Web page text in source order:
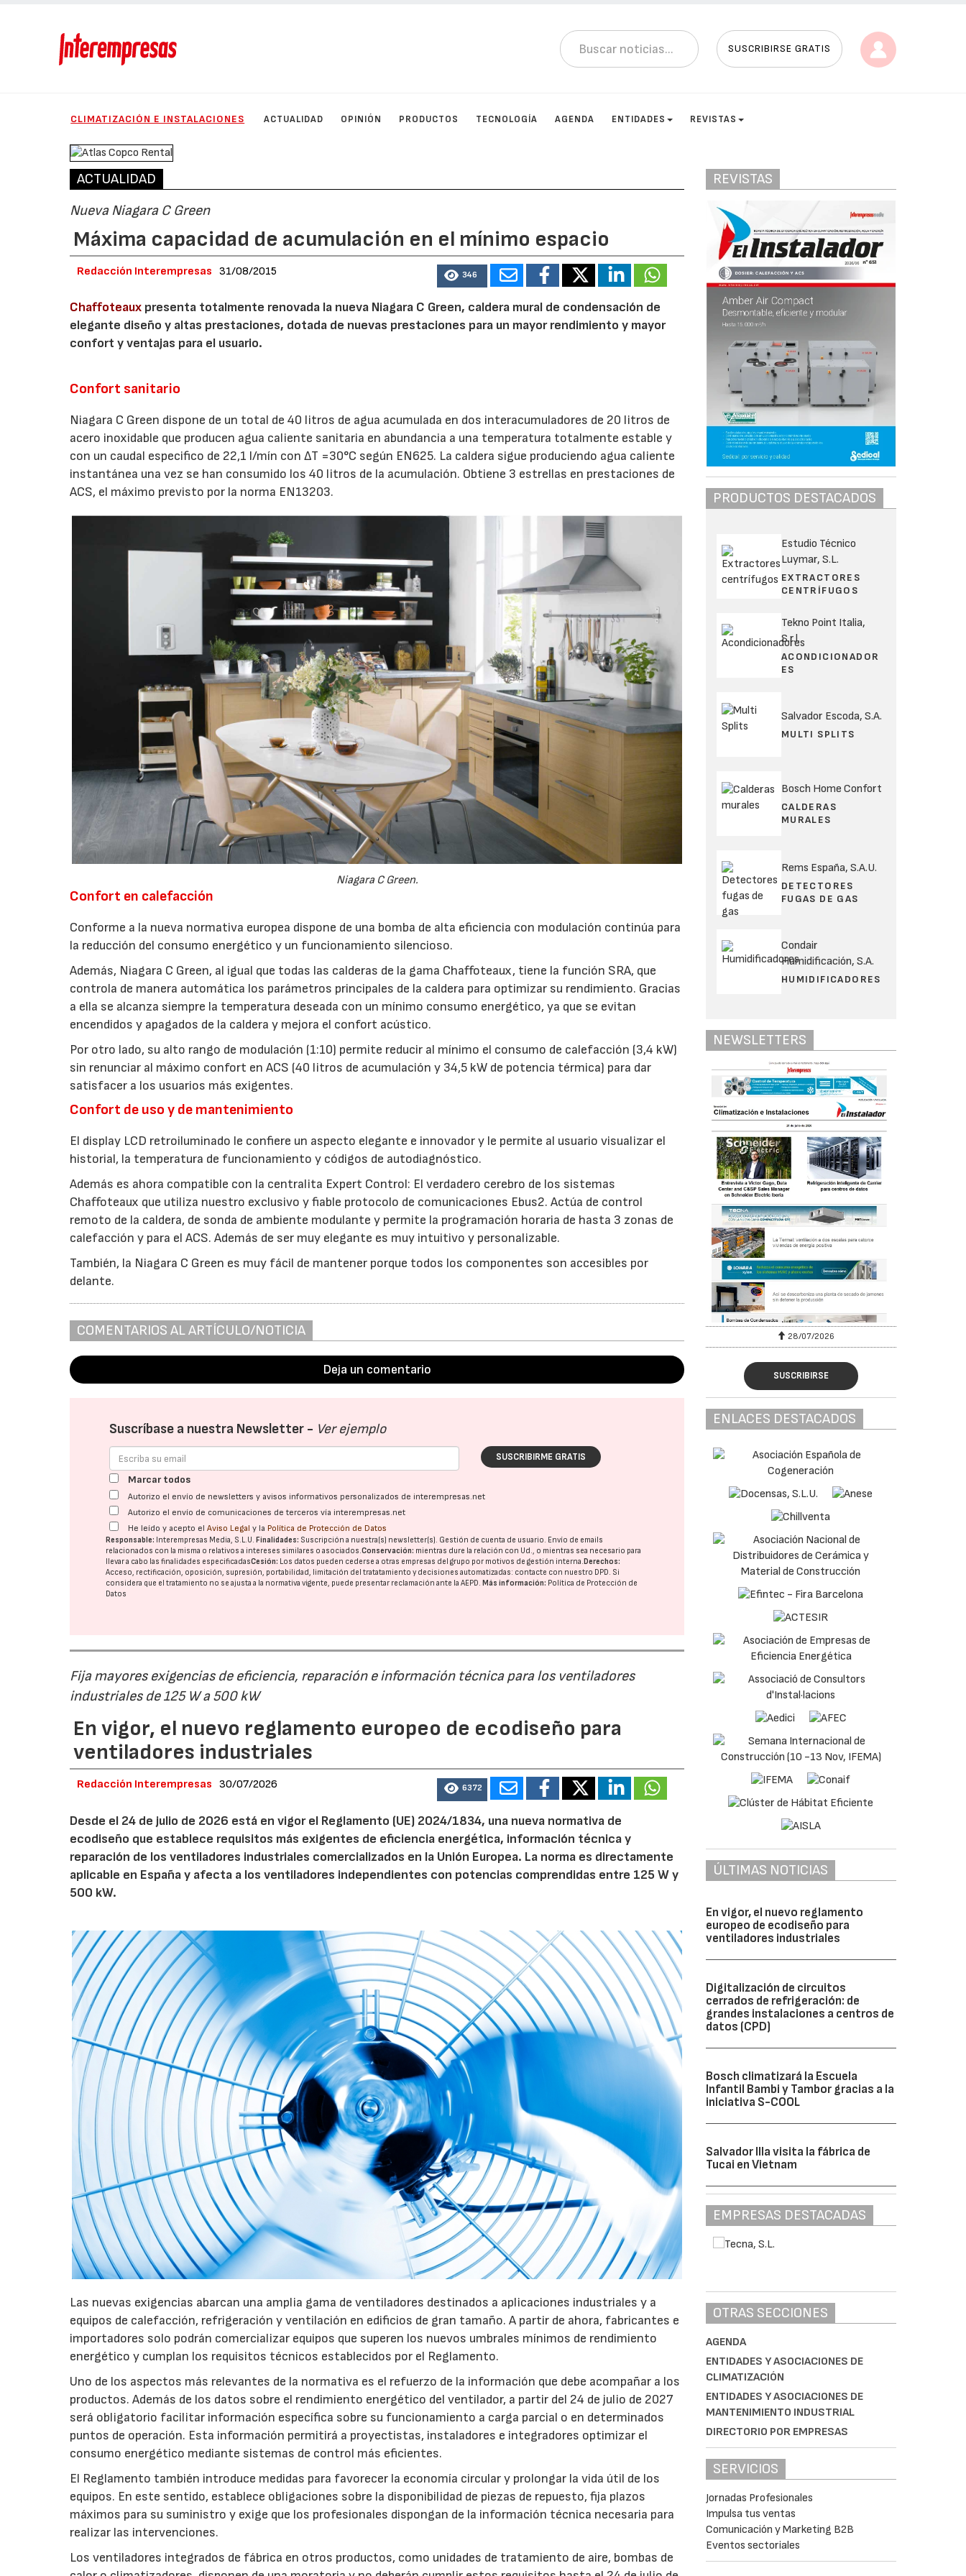
SUSCRIBIRSE GRATIS
CLIMATIZACIÓN E INSTALACIONES ACTUALIDAD OPINIÓN PRODUCTOS TECNOLOGÍA AGENDA ENTIDADES REVISTAS
ACTUALIDAD
Nueva Niagara C Green
Máxima capacidad de acumulación en el mínimo espacio
Redacción Interempresas 31/08/2015 346
Chaffoteaux presenta totalmente renovada la nueva Niagara C Green, caldera mural de condensación de
elegante diseño y altas prestaciones, dotada de nuevas prestaciones para un mayor rendimiento y mayor
confort y ventajas para el usuario.
Confort sanitario
Niagara C Green dispone de un total de 40 litros de agua acumulada en dos interacumuladores de 20 litros de
acero inoxidable que producen agua caliente sanitaria en abundancia a una temperatura totalmente estable y
con un caudal especifico de 22,1 l/mín con ΔT =30°C según EN625. La caldera sigue produciendo agua caliente
instantánea una vez se han consumido los 40 litros de la acumulación. Obtiene 3 estrellas en prestaciones de
ACS, el máximo previsto por la norma EN13203.
Niagara C Green.
Confort en calefacción
Conforme a la nueva normativa europea dispone de una bomba de alta eficiencia con modulación continúa para
la reducción del consumo energético y un funcionamiento silencioso.
Además, Niagara C Green, al igual que todas las calderas de la gama Chaffoteaux, tiene la función SRA, que
controla de manera automática los parámetros principales de la caldera para optimizar su rendimiento. Gracias
a ella se alcanza siempre la temperatura deseada con un mínimo consumo energético, ya que se evitan
encendidos y apagados de la caldera y mejora el confort acústico.
Por otro lado, su alto rango de modulación (1:10) permite reducir al mínimo el consumo de calefacción (3,4 kW)
sin renunciar al máximo confort en ACS (40 litros de acumulación y 34,5 kW de potencia térmica) para dar
satisfacer a los usuarios más exigentes.
Confort de uso y de mantenimiento
El display LCD retroiluminado le confiere un aspecto elegante e innovador y le permite al usuario visualizar el
historial, la temperatura de funcionamiento y códigos de autodiagnóstico.
Además es ahora compatible con la centralita Expert Control: El verdadero cerebro de los sistemas
Chaffoteaux que utiliza nuestro exclusivo y fiable protocolo de comunicaciones Ebus2. Actúa de control
remoto de la caldera, de sonda de ambiente modulante y permite la programación horaria de hasta 3 zonas de
calefacción y para el ACS. Además de ser muy elegante es muy intuitivo y personalizable.
También, la Niagara C Green es muy fácil de mantener porque todos los componentes son accesibles por
delante.
COMENTARIOS AL ARTÍCULO/NOTICIA
Deja un comentario
Suscríbase a nuestra Newsletter - Ver ejemplo
SUSCRIBIRME GRATIS
Marcar todos
Autorizo el envío de newsletters y avisos informativos personalizados de interempresas.net
Autorizo el envío de comunicaciones de terceros vía interempresas.net
He leído y acepto elAviso Legal y la Política de Protección de Datos
Responsable: Interempresas Media, S.L.U. Finalidades: Suscripción a nuestra(s) newsletter(s). Gestión de cuenta de usuario. Envío de emails
relacionados con la misma o relativos a intereses similares o asociados.Conservación: mientras dure la relación con Ud., o mientras sea necesario para
llevar a cabo las finalidades especificadasCesión: Los datos pueden cederse a otras empresas del grupo por motivos de gestión interna. Derechos:
Acceso, rectificación, oposición, supresión, portabilidad, limitación del tratatamiento y decisiones automatizadas: contacte con nuestro DPD. Si
considera que el tratamiento no se ajusta a la normativa vigente, puede presentar reclamación ante laAEPD. Más información: Política de Protección de
Datos
Fija mayores exigencias de eficiencia, reparación e información técnica para los ventiladores
industriales de 125 W a 500 kW
En vigor, el nuevo reglamento europeo de ecodiseño para
ventiladores industriales
Redacción Interempresas 30/07/2026 6372
Desde el 24 de julio de 2026 está en vigor el Reglamento (UE) 2024/1834, una nueva normativa de
ecodiseño que establece requisitos más exigentes de eficiencia energética, información técnica y
reparación de los ventiladores industriales comercializados en la Unión Europea. La norma es directamente
aplicable en España y afecta a los ventiladores independientes con potencias comprendidas entre 125 W y
500 kW.
Las nuevas exigencias abarcan una amplia gama de ventiladores destinados a aplicaciones industriales y a
equipos de calefacción, refrigeración y ventilación en edificios de gran tamaño. A partir de ahora, fabricantes e
importadores solo podrán comercializar equipos que superen los nuevos umbrales mínimos de rendimiento
energético y cumplan los requisitos técnicos establecidos por el Reglamento.
Uno de los aspectos más relevantes de la normativa es el refuerzo de la información que debe acompañar a los
productos. Además de los datos sobre el rendimiento energético del ventilador, a partir del 24 de julio de 2027
será obligatorio facilitar información específica sobre su funcionamiento a carga parcial o en determinados
puntos de operación. Esta información permitirá a proyectistas, instaladores e integradores optimizar el
consumo energético mediante sistemas de control más eficientes.
El Reglamento también introduce medidas para favorecer la economía circular y prolongar la vida útil de los
equipos. En este sentido, establece obligaciones sobre la disponibilidad de piezas de repuesto, fija plazos
máximos para su suministro y exige que los profesionales dispongan de la información técnica necesaria para
realizar las intervenciones.
Los ventiladores integrados de fábrica en otros productos, como unidades de tratamiento de aire, bombas de
REVISTAS
PRODUCTOS DESTACADOS
Estudio Técnico
Luymar, S.L.
EXTRACTORES
CENTRÍFUGOS
Tekno Point Italia,
S.r.l.
ACONDICIONADOR
ES
Salvador Escoda, S.A.
MULTI SPLITS
Bosch Home Confort
CALDERAS
MURALES
Rems España, S.A.U.
DETECTORES
FUGAS DE GAS
Condair
Humidificación, S.A.
HUMIDIFICADORES
NEWSLETTERS
28/07/2026
SUSCRIBIRSE
ENLACES DESTACADOS
ÚLTIMAS NOTICIAS
En vigor, el nuevo reglamento
europeo de ecodiseño para
ventiladores industriales
Digitalización de circuitos
cerrados de refrigeración: de
grandes instalaciones a centros de
datos (CPD)
Bosch climatizará la Escuela
Infantil Bambi y Tambor gracias a la
iniciativa S-COOL
Salvador Illa visita la fábrica de
Tucai en Vietnam
EMPRESAS DESTACADAS
OTRAS SECCIONES
AGENDA
ENTIDADES Y ASOCIACIONES DE
CLIMATIZACIÓN
ENTIDADES Y ASOCIACIONES DE
MANTENIMIENTO INDUSTRIAL
DIRECTORIO POR EMPRESAS
SERVICIOS
Jornadas Profesionales
Impulsa tus ventas
Comunicación y Marketing B2B
Eventos sectoriales